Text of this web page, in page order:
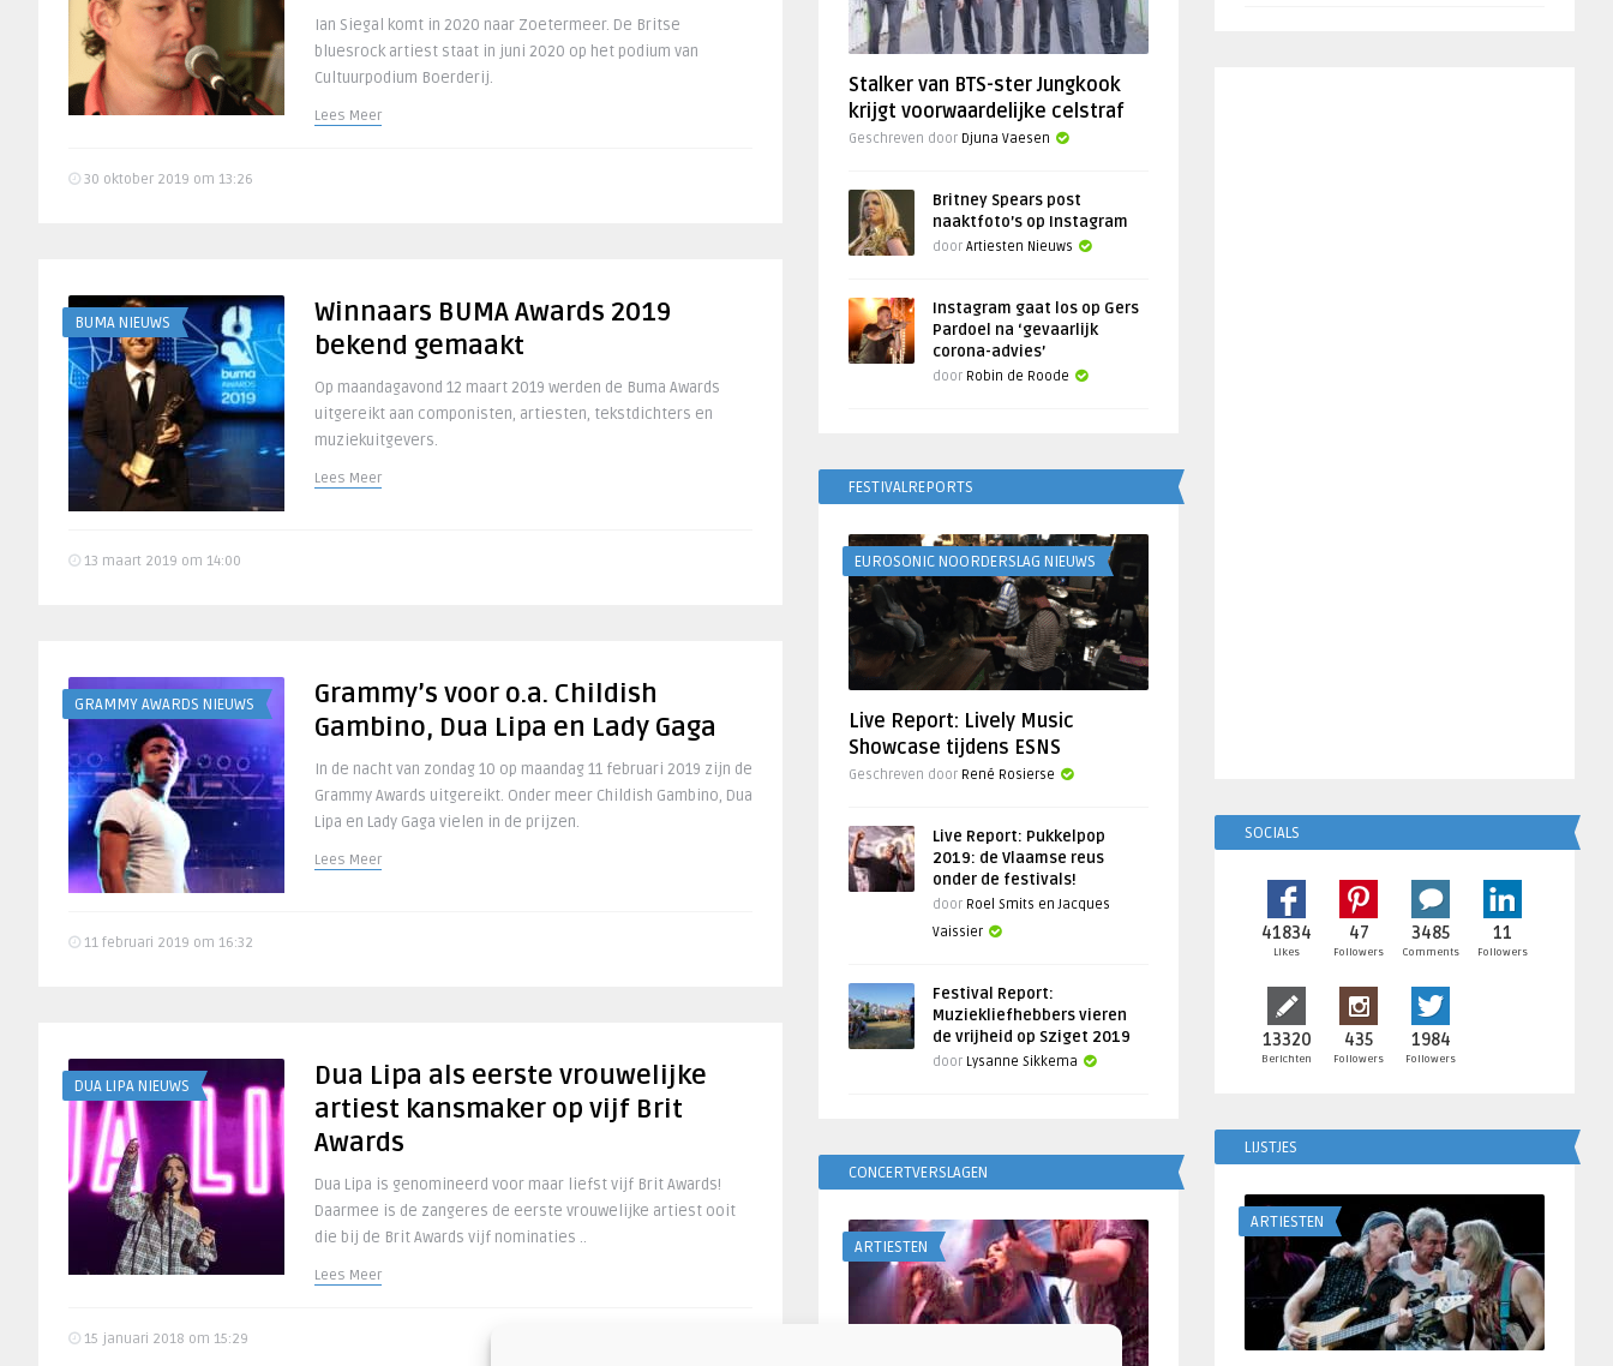
Ian Siegal komt in 2020 naar Zoetermeer. De Britse
bluesrock artiest staat in juni 2020 op het podium van
Cultuurpodium Boerderij.
Lees Meer
30 oktober 2019 om 13:26
BUMA NIEUWS
Winnaars BUMA Awards 2019
bekend gemaakt
Op maandagavond 12 maart 2019 werden de Buma Awards
uitgereikt aan componisten, artiesten, tekstdichters en
muziekuitgevers.
Lees Meer
13 maart 2019 om 14:00
GRAMMY AWARDS NIEUWS
Grammy’s voor o.a. Childish
Gambino, Dua Lipa en Lady Gaga
In de nacht van zondag 10 op maandag 11 februari 2019 zijn de
Grammy Awards uitgereikt. Onder meer Childish Gambino, Dua
Lipa en Lady Gaga vielen in de prijzen.
Lees Meer
11 februari 2019 om 16:32
DUA LIPA NIEUWS
Dua Lipa als eerste vrouwelijke
artiest kansmaker op vijf Brit
Awards
Dua Lipa is genomineerd voor maar liefst vijf Brit Awards!
Daarmee is de zangeres de eerste vrouwelijke artiest ooit
die bij de Brit Awards vijf nominaties ..
Lees Meer
15 januari 2018 om 15:29
Stalker van BTS-ster Jungkook
krijgt voorwaardelijke celstraf
Geschreven door Djuna Vaesen
Britney Spears post
naaktfoto’s op Instagram
door Artiesten Nieuws
Instagram gaat los op Gers
Pardoel na ‘gevaarlijk
corona-advies’
door Robin de Roode
FESTIVALREPORTS
EUROSONIC NOORDERSLAG NIEUWS
Live Report: Lively Music
Showcase tijdens ESNS
Geschreven door René Rosierse
Live Report: Pukkelpop
2019: de Vlaamse reus
onder de festivals!
door Roel Smits en Jacques
Vaissier
Festival Report:
Muziekliefhebbers vieren
de vrijheid op Sziget 2019
door Lysanne Sikkema
CONCERTVERSLAGEN
ARTIESTEN
SOCIALS
41834
Likes
47
Followers
3485
Comments
11
Followers
13320
Berichten
435
Followers
1984
Followers
LIJSTJES
ARTIESTEN